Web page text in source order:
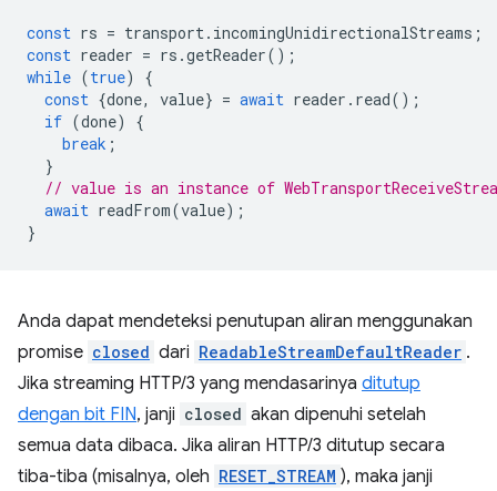
const rs = transport. incomingUnidirectionalStreams ;
const reader = rs .getReader();
while (true)
{
const {done, value} = await reader . read();
if (done)
{
break ;
}
// value is an instance of
await readFrom(value);
}
Anda dapat mendeteksi penutupan aliran menggunakan
promise closed dari ReadableStreamDefaultReader .
Jika streaming HTTP/3 yang mendasarinya ditutup
dengan bit FIN, janji closed akan dipenuhi setelah
semua data dibaca. Jika aliran HTTP/3 ditutup secara
tiba-tiba (misalnya, oleh RESET_STREAM ), maka janji